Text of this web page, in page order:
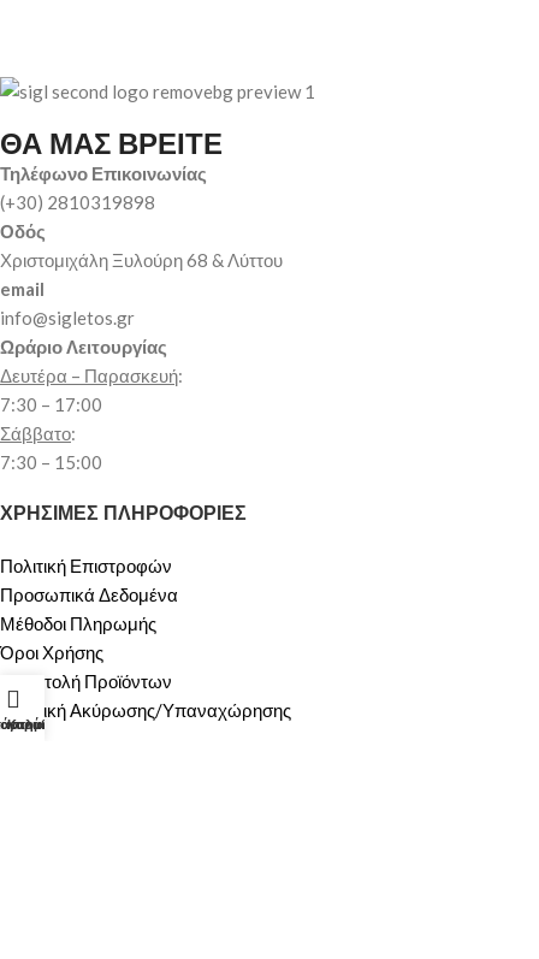
ΘΑ ΜΑΣ ΒΡΕΙΤΕ
Τηλέφωνο Επικοινωνίας
(+30) 2810319898
Οδός
Χριστομιχάλη Ξυλούρη 68 & Λύττου
email
info@sigletos.gr
Ωράριο Λειτουργίας
Δευτέρα – Παρασκευή:
7:30 – 17:00
Σάββατο:
7:30 – 15:00
ΧΡΗΣΙΜΕΣ ΠΛΗΡΟΦΟΡΙΕΣ
Πολιτική Επιστροφών
Προσωπικά Δεδομένα
Μέθοδοι Πληρωμής
Όροι Χρήσης
Αποστολή Προϊόντων
Πολιτική Ακύρωσης/Υπαναχώρησης
Καλάθι μου